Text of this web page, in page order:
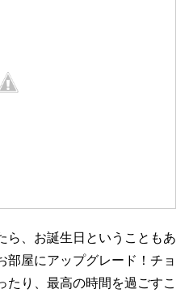
ら、お誕生日ということもあ
部屋にアップグレード！チョ
たり、最高の時間を過ごすこ